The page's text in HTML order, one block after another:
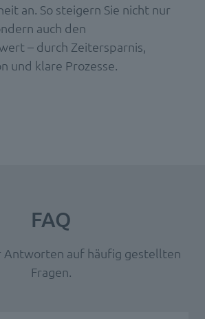
an. So steigern Sie nicht nur
auch den
– durch Zeitersparnis,
und klare Prozesse.
FAQ
Antworten auf häufig gestellten
Fragen.